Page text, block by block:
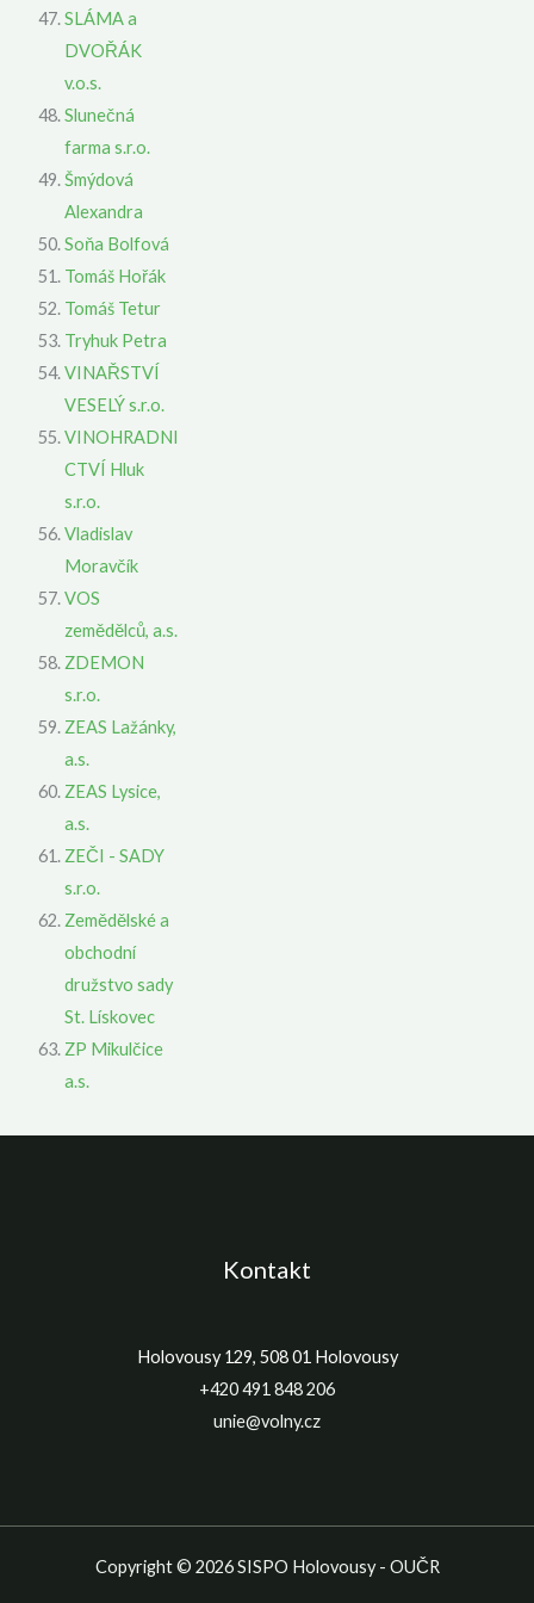
SLÁMA a
DVOŘÁK
v.o.s.
Slunečná
farma s.r.o.
Šmýdová
Alexandra
Soňa Bolfová
Tomáš Hořák
Tomáš Tetur
Tryhuk Petra
VINAŘSTVÍ
VESELÝ s.r.o.
VINOHRADNI
CTVÍ Hluk
s.r.o.
Vladislav
Moravčík
VOS
zemědělců, a.s.
ZDEMON
s.r.o.
ZEAS Lažánky,
a.s.
ZEAS Lysice,
a.s.
ZEČI - SADY
s.r.o.
Zemědělské a
obchodní
družstvo sady
St. Lískovec
ZP Mikulčice
a.s.
Kontakt
Holovousy 129, 508 01 Holovousy
+420 491 848 206
unie@volny.cz
Copyright © 2026 SISPO Holovousy - OUČR